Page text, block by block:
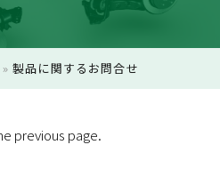
»製品に関するお問合せ
previous page.